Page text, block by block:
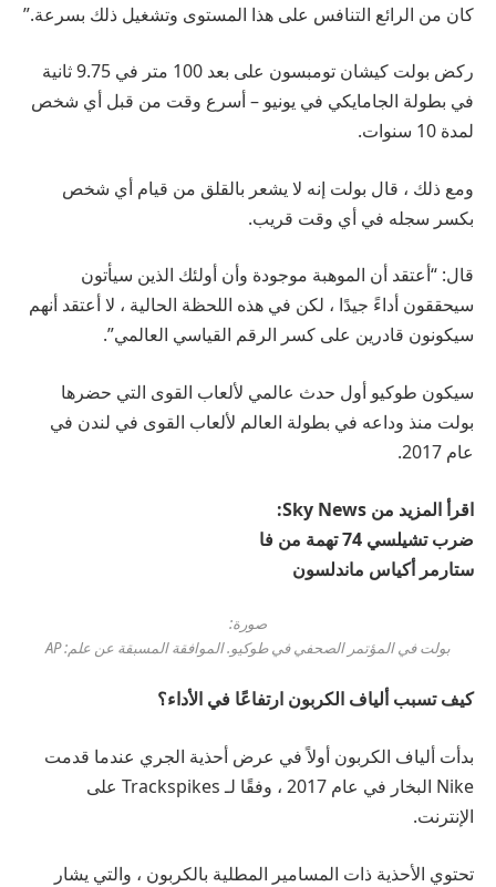
كان من الرائع التنافس على هذا المستوى وتشغيل ذلك بسرعة.”
ركض بولت كيشان تومبسون على بعد 100 متر في 9.75 ثانية
في بطولة الجامايكي في يونيو – أسرع وقت من قبل أي شخص
لمدة 10 سنوات.
ومع ذلك ، قال بولت إنه لا يشعر بالقلق من قيام أي شخص
بكسر سجله في أي وقت قريب.
قال: “أعتقد أن الموهبة موجودة وأن أولئك الذين سيأتون
سيحققون أداءً جيدًا ، لكن في هذه اللحظة الحالية ، لا أعتقد أنهم
سيكونون قادرين على كسر الرقم القياسي العالمي”.
سيكون طوكيو أول حدث عالمي لألعاب القوى التي حضرها
بولت منذ وداعه في بطولة العالم لألعاب القوى في لندن في
عام 2017.
اقرأ المزيد من Sky News:
ضرب تشيلسي 74 تهمة من فا
ستارمر أكياس ماندلسون
صورة:
بولت في المؤتمر الصحفي في طوكيو. الموافقة المسبقة عن علم: AP
كيف تسبب ألياف الكربون ارتفاعًا في الأداء؟
بدأت ألياف الكربون أولاً في عرض أحذية الجري عندما قدمت
Nike البخار في عام 2017 ، وفقًا لـ Trackspikes على
الإنترنت.
تحتوي الأحذية ذات المسامير المطلية بالكربون ، والتي يشار